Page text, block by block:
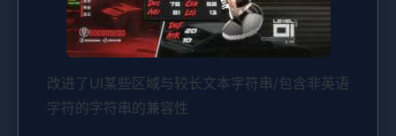
改进了UI某些区域与较长文本字符串/包含非英语
字符的字符串的兼容性